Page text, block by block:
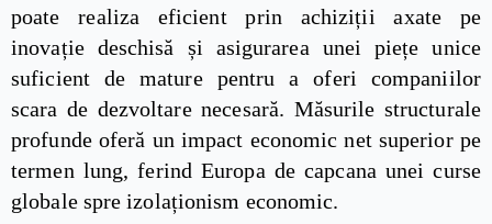
poate realiza eficient prin achiziții axate pe
inovație deschisă și asigurarea unei piețe unice
suficient de mature pentru a oferi companiilor
scara de dezvoltare necesară. Măsurile structurale
profunde oferă un impact economic net superior pe
termen lung, ferind Europa de capcana unei curse
globale spre izolaționism economic.